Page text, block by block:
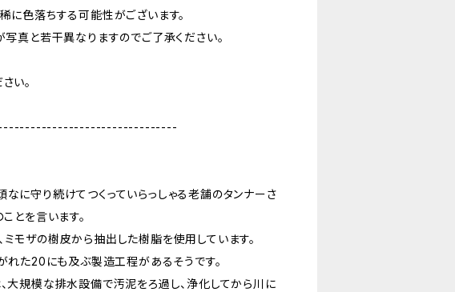
に色落ちする可能性がございます。
写真と若干異なりますのでご了承ください。
い。
に守り続けてつくっていらっしゃる老舗のタンナーさ
とを言います。
モザの樹皮から抽出した樹脂を使用しています。
れた20にも及ぶ製造工程があるそうです。
大規模な排水設備で汚泥をろ過し、浄化してから川に